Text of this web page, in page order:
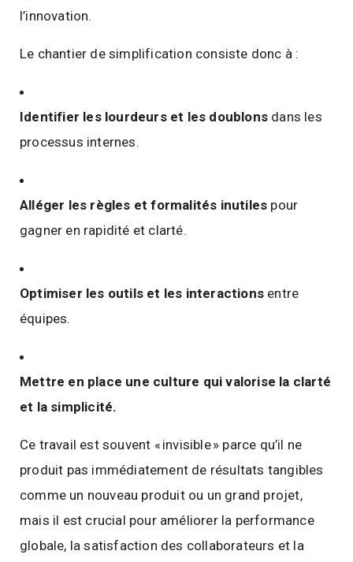
l’innovation.
Le chantier de simplification consiste donc à :
Identifier les lourdeurs et les doublons dans les
processus internes.
Alléger les règles et formalités inutiles pour
gagner en rapidité et clarté.
Optimiser les outils et les interactions entre
équipes.
Mettre en place une culture qui valorise la clarté
et la simplicité.
Ce travail est souvent « invisible » parce qu’il ne
produit pas immédiatement de résultats tangibles
comme un nouveau produit ou un grand projet,
mais il est crucial pour améliorer la performance
globale, la satisfaction des collaborateurs et la